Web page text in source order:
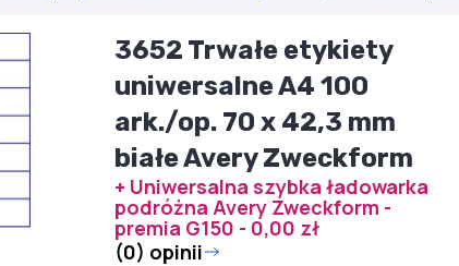
3652 Trwałe etykiety
uniwersalne A4 100
ark./op. 70 x 42,3 mm
białe Avery Zweckform
+ Uniwersalna szybka ładowarka
podróżna Avery Zweckform -
premia G150 - 0,00 zł
(0) opinii